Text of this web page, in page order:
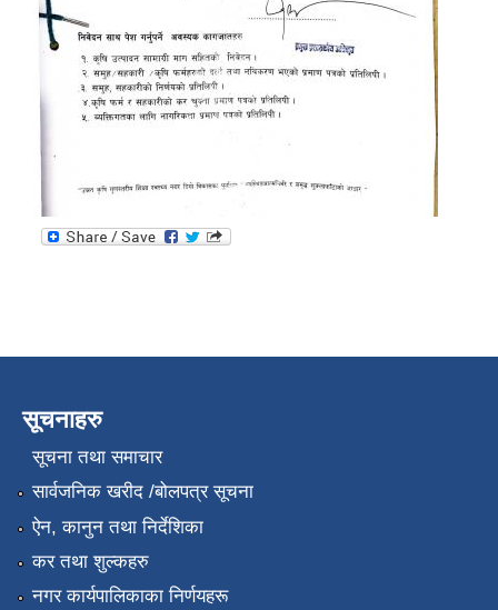
सूचनाहरु
सूचना तथा समाचार
सार्वजनिक खरीद /बोलपत्र सूचना
ऐन, कानुन तथा निर्देशिका
कर तथा शुल्कहरु
नगर कार्यपालिकाका निर्णयहरू